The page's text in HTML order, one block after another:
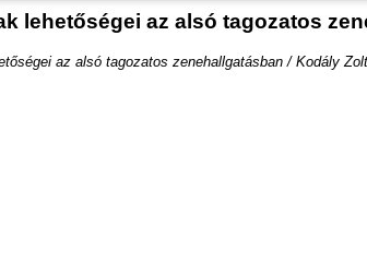
lehetőségei az alsó tagozatos
az alsó tagozatos zenehallgatásban / Kodály